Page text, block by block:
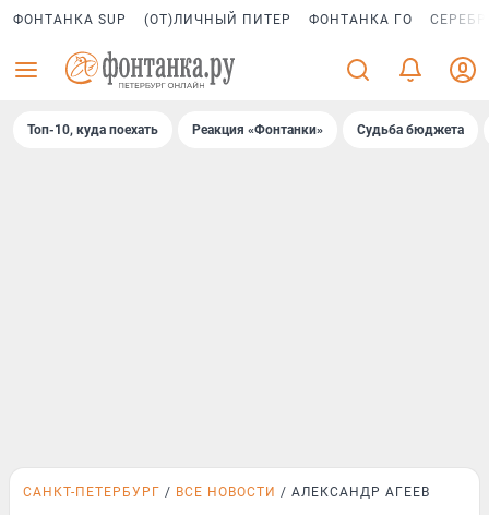
ФОНТАНКА SUP (ОТ)ЛИЧНЫЙ ПИТЕР ФОНТАНКА ГО
Топ-10, куда поехать Реакция «Фонтанки» Судьба бюджета
САНКТ-ПЕТЕРБУРГ ВСЕ НОВОСТИ АЛЕКСАНДР АГЕЕВ